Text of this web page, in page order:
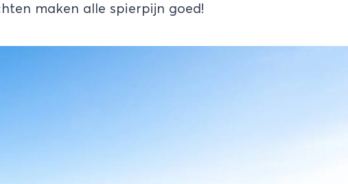
maken alle spierpijn goed!